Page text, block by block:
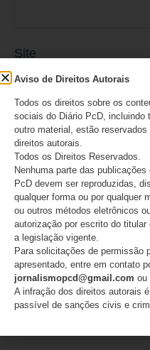
Site
Salvar meus dados
próxima vez que eu
Aviso de Direitos Autorais
Todos os direitos sobre os
sociais do Diário PcD, incluindo
outro material, estão
direitos autorais.
Todos os Direitos Reservados.
Nenhuma parte das
PcD devem ser reproduzidas,
qualquer forma ou por qualquer
ou outros métodos eletrônicos
autorização por escrito do
a legislação vigente.
Para solicitações de permissão
apresentado, entre em contato
jornalismopcd@gmail.com ou
A infração dos direitos autorais
passível de sanções civis e